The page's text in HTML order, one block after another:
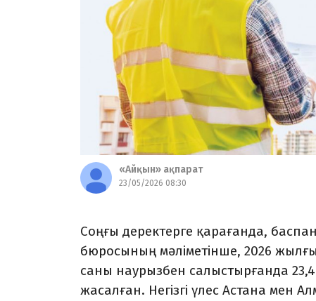
«Айқын» ақпарат
23/05/2026 08:30
Соңғы деректерге қарағанда,
бюросының мәліметінше, 2026 жылғы
саны наурызбен са­лыс­тырғанда
жасалған. Негізгі үлес Астана мен